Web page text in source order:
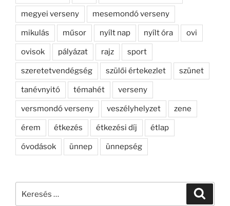
megyei verseny mesemondó verseny
mikulás műsor nyílt nap nyílt óra ovi
ovisok pályázat rajz sport
szeretetvendégség szülői értekezlet szünet
tanévnyitó témahét verseny
versmondó verseny veszélyhelyzet zene
érem étkezés étkezési díj étlap
óvodások ünnep ünnepség